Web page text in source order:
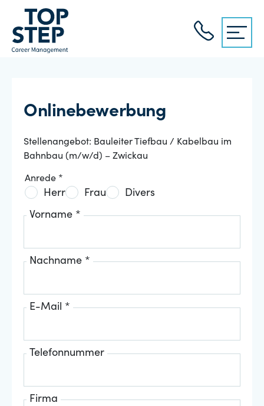
Onlinebewerbung
Stellenangebot: Bauleiter Tiefbau / Kabelbau im
Bahnbau (m/w/d) – Zwickau
Anrede *
Herr Frau Divers
Vorname *
Nachname *
E-Mail *
Telefonnummer
Firma